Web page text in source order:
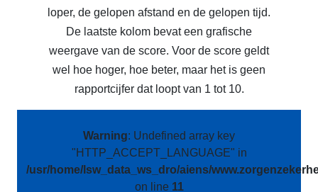
loper, de gelopen afstand en de gelopen tijd.
De laatste kolom bevat een grafische
weergave van de score. Voor de score geldt
wel hoe hoger, hoe beter, maar het is geen
rapportcijfer dat loopt van 1 tot 10.
Warning: Undefined array key
"HTTP_ACCEPT_LANGUAGE" in
/usr/home/lsw_data_ws_dro/aiens/
on line 11